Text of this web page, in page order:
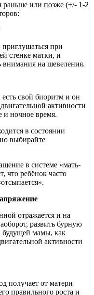
раньше или позже (+/- 1-2
при
стенке матки, и
на шевеления.
свой биоритм и он
активности
и ночное время.
в состоянии
выбирайте
в системе «мать-
что ребёнок часто
отражается и на
развить бурную
будущей мамы, как
активности
получает от матери
правильного роста и